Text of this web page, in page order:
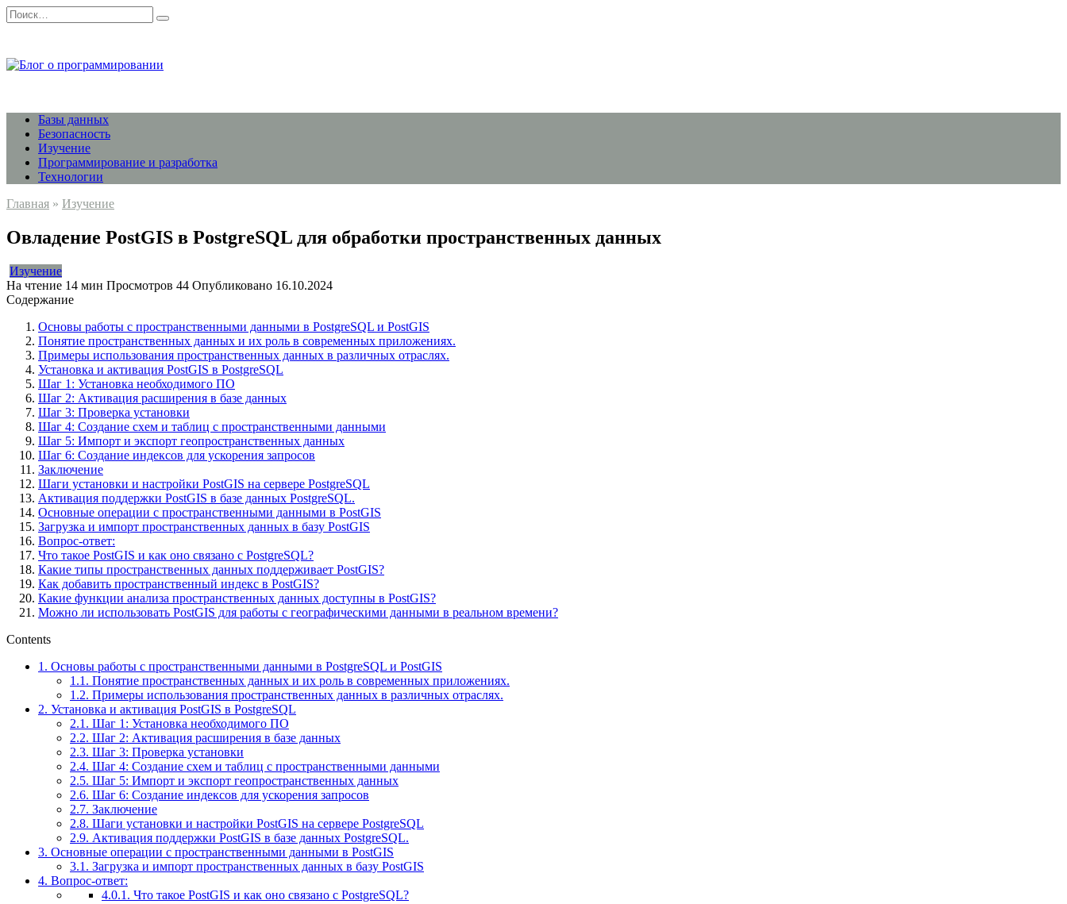
Перейти
к
Search
for:
Базы данных
Безопасность
Изучение
Программирование и разработка
Технологии
Главная » Изучение
Овладение PostGIS в PostgreSQL для обработки пространственных данных
Изучение
На чтение 14 мин Просмотров 44 Опубликовано 16.10.2024
Содержание
Основы работы с пространственными данными в PostgreSQL и PostGIS
Понятие пространственных данных и их роль в современных приложениях.
Примеры использования пространственных данных в различных отраслях.
Установка и активация PostGIS в PostgreSQL
Шаг 1: Установка необходимого ПО
Шаг 2: Активация расширения в базе данных
Шаг 3: Проверка установки
Шаг 4: Создание схем и таблиц с пространственными данными
Шаг 5: Импорт и экспорт геопространственных данных
Шаг 6: Создание индексов для ускорения запросов
Заключение
Шаги установки и настройки PostGIS на сервере PostgreSQL
Активация поддержки PostGIS в базе данных PostgreSQL.
Основные операции с пространственными данными в PostGIS
Загрузка и импорт пространственных данных в базу PostGIS
Вопрос-ответ:
Что такое PostGIS и как оно связано с PostgreSQL?
Какие типы пространственных данных поддерживает PostGIS?
Как добавить пространственный индекс в PostGIS?
Какие функции анализа пространственных данных доступны в PostGIS?
Можно ли использовать PostGIS для работы с географическими данными в реальном времени?
Contents
1. Основы работы с пространственными данными в PostgreSQL и PostGIS
1.1. Понятие пространственных данных и их роль в современных приложениях.
1.2. Примеры использования пространственных данных в различных отраслях.
2. Установка и активация PostGIS в PostgreSQL
2.1. Шаг 1: Установка необходимого ПО
2.2. Шаг 2: Активация расширения в базе данных
2.3. Шаг 3: Проверка установки
2.4. Шаг 4: Создание схем и таблиц с пространственными данными
2.5. Шаг 5: Импорт и экспорт геопространственных данных
2.6. Шаг 6: Создание индексов для ускорения запросов
2.7. Заключение
2.8. Шаги установки и настройки PostGIS на сервере PostgreSQL
2.9. Активация поддержки PostGIS в базе данных PostgreSQL.
3. Основные операции с пространственными данными в PostGIS
3.1. Загрузка и импорт пространственных данных в базу PostGIS
4. Вопрос-ответ:
4.0.1. Что такое PostGIS и как оно связано с PostgreSQL?